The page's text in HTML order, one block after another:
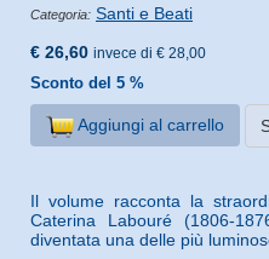
Categoria: Santi e Beati
€ 26,60 invece di € 28,00
Sconto del 5 %
Aggiungi al carrello
Il volume racconta la
Caterina Labouré (1806-
diventata una delle più